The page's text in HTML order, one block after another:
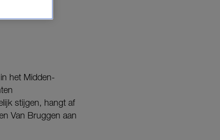
het Midden-
stijgen, hangt af
Van Bruggen aan